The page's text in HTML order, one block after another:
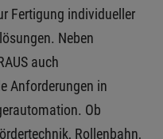
Fertigung individueller
Neben
auch
Anforderungen in
Ob
Rollenbahn,